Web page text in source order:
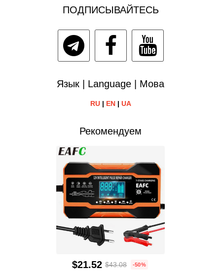
ПОДПИСЫВАЙТЕСЬ
Язык | Language | Мова
RU| EN| UA
Рекомендуем
$21.52 $43.08 -50%